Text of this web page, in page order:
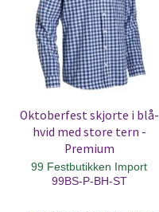
Oktoberfest skjorte i blå-
hvid med store tern -
Premium
99 Festbutikken Import
99BS-P-BH-ST